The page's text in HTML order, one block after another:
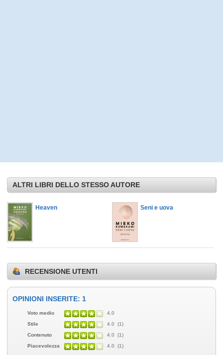
ALTRI LIBRI DELLO STESSO AUTORE
Heaven Seni e uova
RECENSIONE UTENTI
OPINIONI INSERITE: 1
Voto medio
4.0
Stile
4.0 (1)
Contenuto
4.0 (1)
Piacevolezza
4.0 (1)